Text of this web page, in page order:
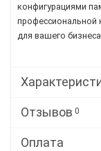
конфигурациями
профессиональной
для вашего бизнеса.
Отзывов 0
Оплата